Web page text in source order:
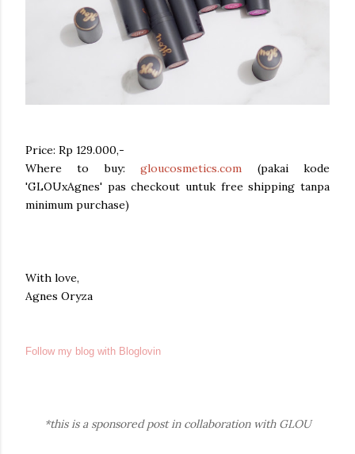
Price: Rp 129.000,-
Where to buy:gloucosmetics.com (pakai kode
'GLOUxAgnes' pas checkout untuk free shipping tanpa
minimum purchase)
With love,
Agnes Oryza
Follow my blog with Bloglovin
*this is a sponsored post in collaboration with GLOU